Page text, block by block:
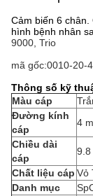
Cảm biến 6 chân.
hình bệnh nhân
9000, Trio
mã gốc:0010-20-
Thông số kỹ
Màu cáp
Đường kính
cáp
4
Chiều dài
cáp
9.8
Chất liệu cáp Vỏ
Danh mục